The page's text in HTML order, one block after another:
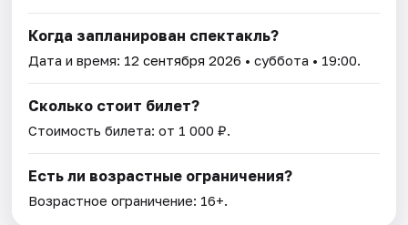
Когда запланирован спектакль?
Дата и время: 12 сентября 2026 • суббота • 19:00.
Сколько стоит билет?
Стоимость билета: от 1 000 ₽.
Есть ли возрастные ограничения?
Возрастное ограничение: 16+.